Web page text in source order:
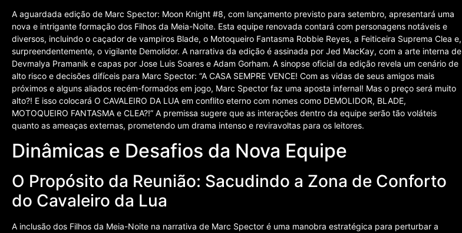
A aguardada edição de Marc Spector: Moon Knight #8, com lançamento previsto para setembro, apresentará uma
nova e intrigante formação dos Filhos da Meia-Noite. Esta equipe renovada contará com personagens notáveis e
diversos, incluindo o caçador de vampiros Blade, o Motoqueiro Fantasma Robbie Reyes, a Feiticeira Suprema Clea e,
surpreendentemente, o vigilante Demolidor. A narrativa da edição é assinada por Jed MacKay, com a arte interna de
Devmalya Pramanik e capas por Jose Luis Soares e Adam Gorham. A sinopse oficial da edição revela um cenário de
alto risco e decisões difíceis para Marc Spector: “A CASA SEMPRE VENCE! Com as vidas de seus amigos mais
próximos e alguns aliados recém-formados em jogo, Marc Spector faz uma aposta infernal! Mas o preço será muito
alto?! E isso colocará O CAVALEIRO DA LUA em conflito eterno com nomes como DEMOLIDOR, BLADE,
MOTOQUEIRO FANTASMA e CLEA?!” A premissa sugere que as interações dentro da equipe serão tão voláteis
quanto as ameaças externas, prometendo um drama intenso e reviravoltas para os leitores.
Dinâmicas e Desafios da Nova Equipe
O Propósito da Reunião: Sacudindo a Zona de Conforto
do Cavaleiro da Lua
A inclusão dos Filhos da Meia-Noite na narrativa de Marc Spector é uma manobra estratégica para perturbar a